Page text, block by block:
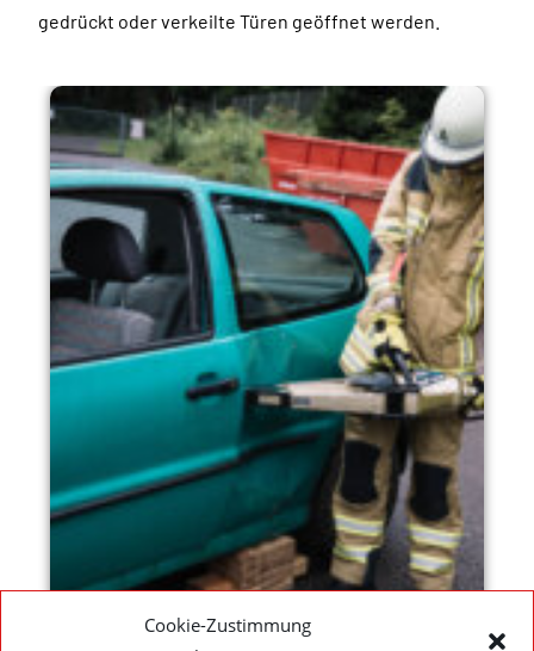
Cookie-Zustimmung
gedrückt oder verkeilte Türen geöffnet werden.